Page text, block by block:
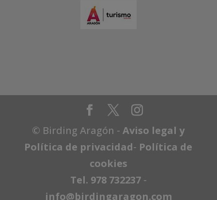
© Birding Aragón -Aviso legal y
Política de privacidad- Política de
cookies
Tel. 978 732237 -
info@birdingaragon.com